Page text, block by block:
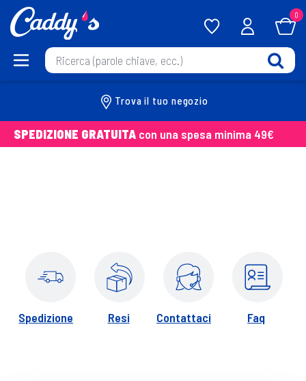
0
Trova il tuo negozio
SPEDIZIONE GRATUITA con una spesa minima 49€
Spedizione Resi Contattaci Faq